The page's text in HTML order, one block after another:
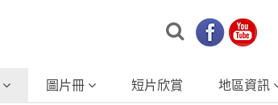
圖片冊 短片欣賞 地區資訊